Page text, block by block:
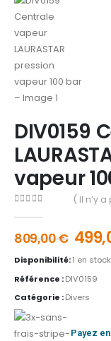
DIV0159
vapeur
( Il n’y
809,00€
Disponibilité:1 en stock
Référence :DIV0159
Catégorie :Divers
Payez